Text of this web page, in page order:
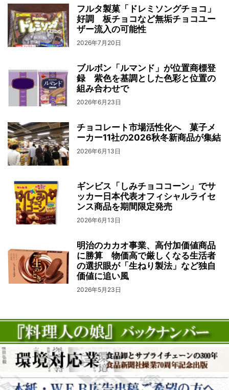
フルタ製菓「ドレミソングチョコ」
好調 板チョコなど無垢チョコユー
ザー流入の可能性
2026年7月20日
ブルボン「ルマンド」が位置商標登
録 紫色を基調とした色彩と位置の
組み合わせで
2026年6月23日
チョコレート市場活性化へ 菓子メ
ーカー11社の2026秋冬新商品が集結
2026年6月13日
ギンビス「しみチョココーン」でサ
ッカー日本代表オフィシャルライセ
ンス商品を期間限定発売
2026年6月13日
明治のカカオ事業、高付加価値商品
に勝算 物価高で厳しくなる生活者
の選択眼が「生ねり製法」など独自
価値に追い風
2026年5月23日